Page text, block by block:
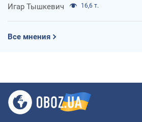
Игар Тышкевич 16,6 т.
Все мнения